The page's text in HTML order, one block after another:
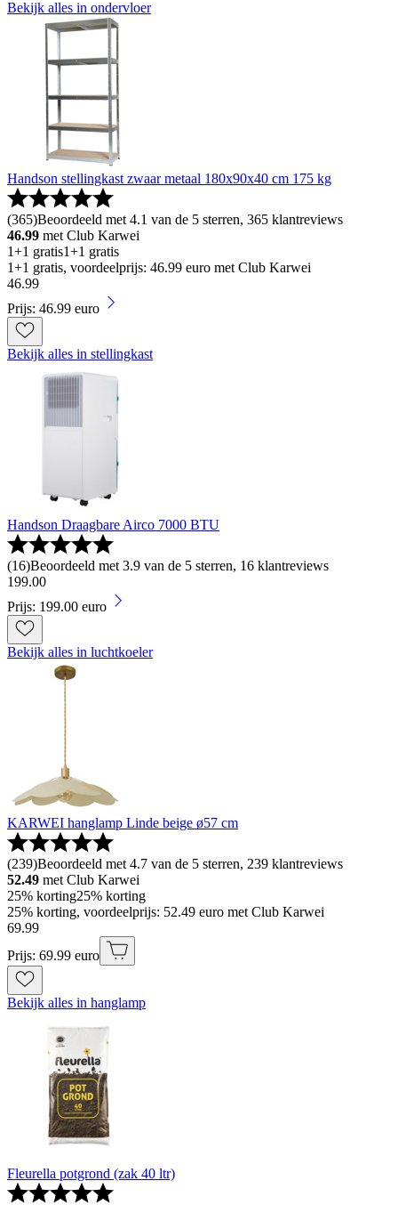
Bekijk alles in ondervloer
Handson stellingkast zwaar metaal 180x90x40 cm 175 kg
(365)Beoordeeld met 4.1 van de 5 sterren, 365 klantreviews
46.99 met Club Karwei
1+1 gratis1+1 gratis
1+1 gratis, voordeelprijs: 46.99 euro met Club Karwei
46.99
Prijs: 46.99 euro
Bekijk alles in stellingkast
Handson Draagbare Airco 7000 BTU
(16)Beoordeeld met 3.9 van de 5 sterren, 16 klantreviews
199.00
Prijs: 199.00 euro
Bekijk alles in luchtkoeler
KARWEI hanglamp Linde beige ø57 cm
(239)Beoordeeld met 4.7 van de 5 sterren, 239 klantreviews
52.49 met Club Karwei
25% korting25% korting
25% korting, voordeelprijs: 52.49 euro met Club Karwei
69.99
Prijs: 69.99 euro
Bekijk alles in hanglamp
Fleurella potgrond (zak 40 ltr)